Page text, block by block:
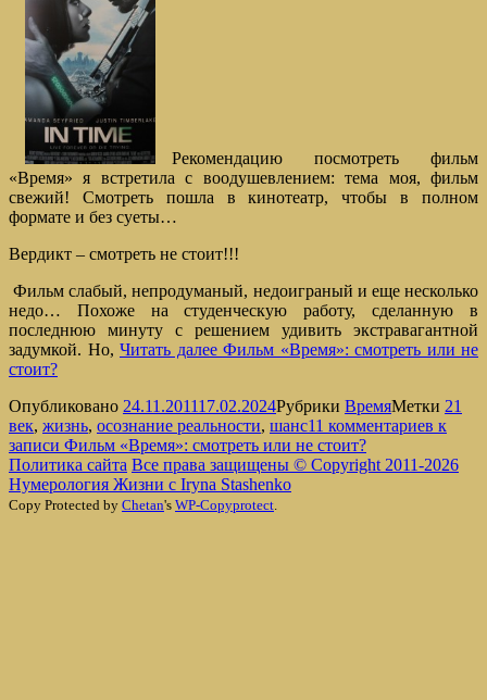
Рекомендацию посмотреть фильм
«Время» я встретила с воодушевлением: тема моя, фильм
свежий! Смотреть пошла в кинотеатр, чтобы в полном
формате и без суеты…
Вердикт – смотреть не стоит!!!
Фильм слабый, непродуманый, недоиграный и еще несколько
недо… Похоже на студенческую работу, сделанную в
последнюю минуту c решением удивить экстравагантной
задумкой. Но, Читать далее Фильм «Время»: смотреть или не
стоит?
Опубликовано 24.11.201117.02.2024Рубрики ВремяМетки 21
век, жизнь, осознание реальности, шанс11 комментариев к
записи Фильм «Время»: смотреть или не стоит?
Политика сайта Все права защищены © Copyright 2011-2026
Нумерология Жизни с Iryna Stashenko
Copy Protected by Chetan's WP-Copyprotect.